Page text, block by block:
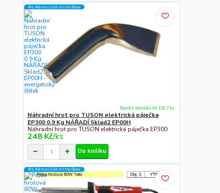
Na Adresu,Výd.místo,Boxu
Náhradní hrot pro TUSON elektrická páječka
EP300 0.9 Kg NÁŘADÍ Sklad2 EP00H
Náhradní hrot pro TUSON elektrická páječka EP300
248 Kč/ks
Ihned k odeslání do 15h 2 ks
Do košíku
Na Adresu,Výd.místo,Boxu